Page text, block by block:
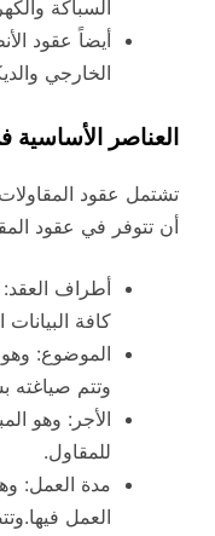
السباكة
أيضاً عقود
الخارجي
العناصر
تشتمل عقود
أن تتوفر في عقود
أطراف
كافة
الموضوع: وهو
وتتم
الأجر: وهو
للمقاول.
مدة العمل:
العمل